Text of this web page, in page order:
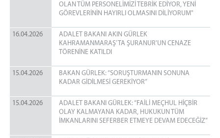
OLAN TÜM PERSONELİMİZİ TEBRİK EDİYOR, YENİ
GÖREVLERİNİN HAYIRLI OLMASINI DİLİYORUM"
16.04.2026
ADALET BAKANI AKIN GÜRLEK
KAHRAMANMARAŞ’TA ŞURANUR'UN CENAZE
TÖRENİNE KATILDI
15.04.2026
BAKAN GÜRLEK: “SORUŞTURMANIN SONUNA
KADAR GİDİLMESİ GEREKİYOR”
15.04.2026
ADALET BAKANI GÜRLEK: “FAİLİ MEÇHUL HİÇBİR
OLAY KALMAYANA KADAR, HUKUKUN TÜM
İMKANLARINI SEFERBER ETMEYE DEVAM EDECEĞİZ”